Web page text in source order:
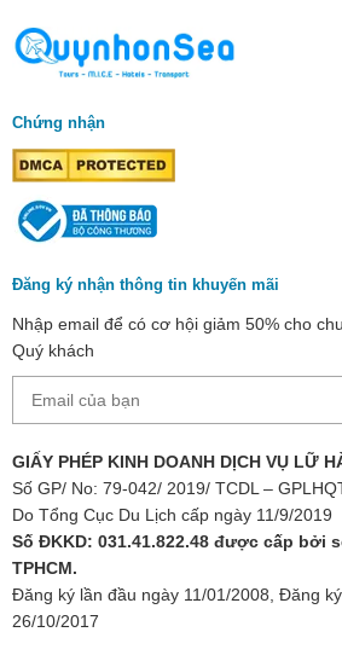
Chứng nhận
Đăng ký nhận thông tin khuyến mãi
Nhập email để có cơ hội giảm 50% cho
Quý khách
GIẤY PHÉP KINH DOANH DỊCH VỤ LỮ
Số GP/ No: 79-042/ 2019/ TCDL –
Do Tổng Cục Du Lịch cấp ngày 11/9/2019
Số ĐKKD: 031.41.822.48 được cấp bởi
TPHCM.
Đăng ký lần đầu ngày 11/01/2008, Đăng
26/10/2017